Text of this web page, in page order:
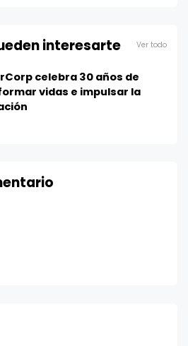
interesarte Ver todo
celebra 30 años de
vidas e impulsar la